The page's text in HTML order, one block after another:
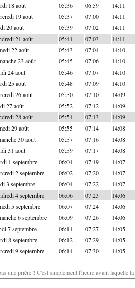
18 août 05:36 06:59 14:11
19 août 05:37 07:00 14:11
20 août 05:39 07:02 14:11
21 août 05:41 07:03 14:11
22 août 05:43 07:04 14:10
23 août 05:45 07:06 14:10
24 août 05:46 07:07 14:10
25 août 05:48 07:09 14:10
26 août 05:50 07:10 14:09
27 août 05:52 07:12 14:09
28 août 05:54 07:13 14:09
29 août 05:55 07:14 14:08
30 août 05:57 07:16 14:08
31 août 05:59 07:17 14:08
1 septembre 06:01 07:19 14:07
2 septembre 06:02 07:20 14:07
3 septembre 06:04 07:22 14:07
4 septembre 06:06 07:23 14:06
5 septembre 06:07 07:24 14:06
6 septembre 06:09 07:26 14:06
7 septembre 06:11 07:27 14:05
8 septembre 06:12 07:29 14:05
9 septembre 06:14 07:30 14:05
une prière ! C'est simplement l'heure avant laquelle